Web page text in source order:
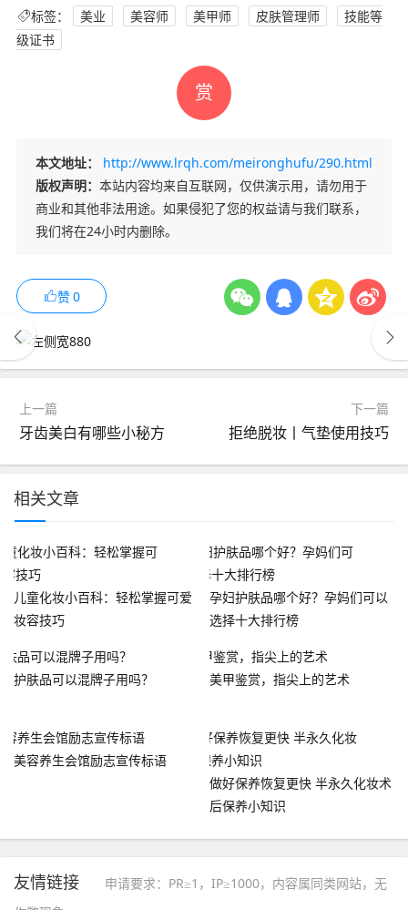
标签： 美业 美容师 美甲师 皮肤管理师
技能等
级证书
赏
本文地址：
http://www.lrqh.com/meironghufu/290.html
版权声明： 本站内容均来自互联网，仅供演示用，请勿用于
商业和其他非法用途。如果侵犯了您的权益请与我们联系，
我们将在24小时内删除。
赞0
上一篇
牙齿美白有哪些小秘方
下一篇
拒绝脱妆丨气垫使用技巧
相关文章
儿童化妆小百科：轻松掌握可爱
妆容技巧
孕妇护肤品哪个好？孕妈们可以
选择十大排行榜
护肤品可以混牌子用吗？ 美甲鉴赏，指尖上的艺术
美容养生会馆励志宣传标语
做好保养恢复更快 半永久化妆术
后保养小知识
友情链接
申请要求：PR≥1，IP≥1000，内容属同类网站，无